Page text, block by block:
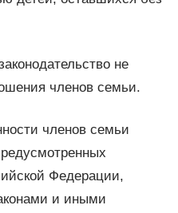
не
членов семьи.
членов семьи
Федерации,
и иными